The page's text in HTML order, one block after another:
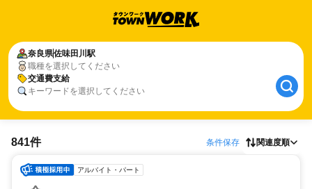
奈良県佐味田川駅
職種を選択してください
交通費支給
キーワードを選択してください
841件 条件保存 関連度順
アルバイト・パート